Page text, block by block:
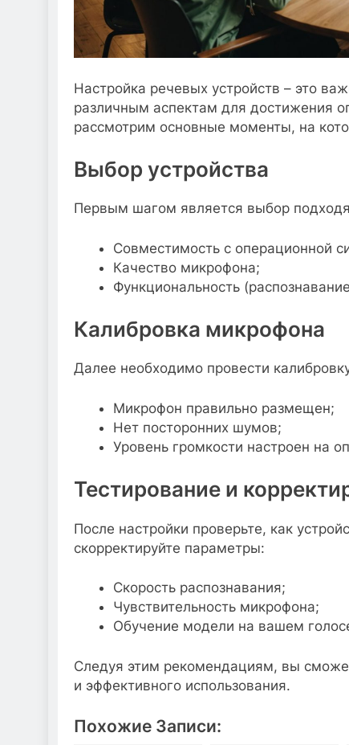
Настройка речевых устройств – это
различным аспектам для достижения
рассмотрим основные моменты, на
Выбор устройства
Первым шагом является выбор
Совместимость с операционной
Качество микрофона;
Функциональность
Калибровка микрофона
Далее необходимо провести
Микрофон правильно размещен;
Нет посторонних шумов;
Уровень громкости настроен на
Тестирование и
После настройки проверьте, как
скорректируйте параметры:
Скорость распознавания;
Чувствительность микрофона;
Обучение модели на вашем
Следуя этим рекомендациям, вы
и эффективного использования.
Похожие Записи: